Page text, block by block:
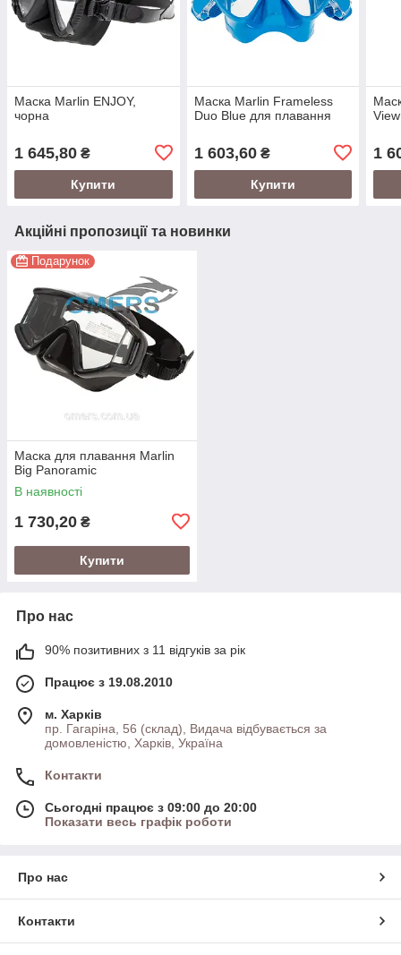
Маска Marlin ENJOY,
чорна
1 645,80 ₴
Купити
Маска Marlin Frameless
Duo Blue для плавання
1 603,60₴
Купити
1
Акційні пропозиції та новинки
Подарунок
Маска для плавання Marlin
Big Panoramic
В наявності
1 730,20 ₴
Купити
Про нас
90% позитивних з 11 відгуків за рік
Працює з 19.08.2010
м. Харків
пр. Гагаріна, 56 (склад), Видача відбувається за
домовленістю, Харків, Україна
Контакти
Сьогодні працює з 09:00 до 20:00
Показати весь графік роботи
Про нас
Контакти